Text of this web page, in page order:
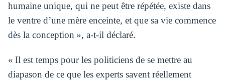
humaine unique, qui ne peut être répétée, existe dans
le ventre d’une mère enceinte, et que sa vie commence
dès la conception », a-t-il déclaré.
« Il est temps pour les politiciens de se mettre au
diapason de ce que les experts savent réellement